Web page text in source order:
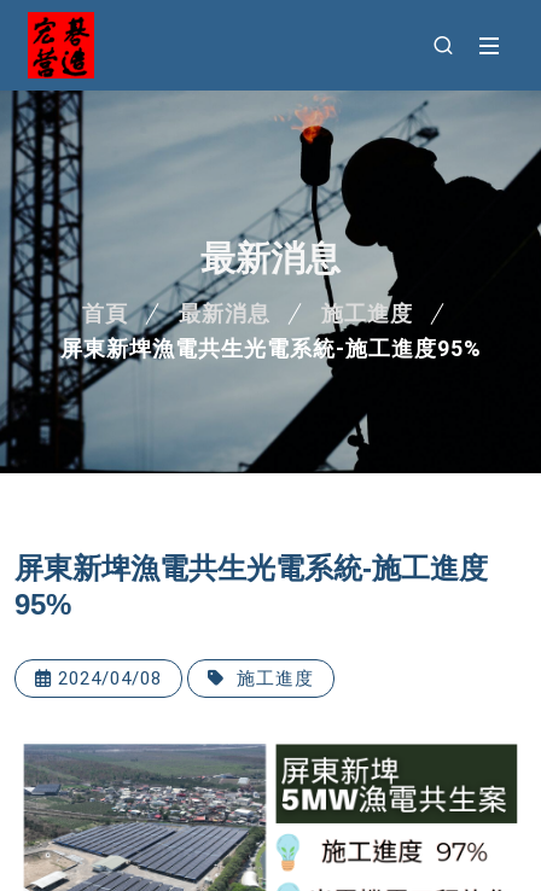
最新消息
首頁 最新消息
施工進度
屏東新埤漁電共生光電系統-施工進度95%
屏東新埤漁電共生光電系統-施工進度
95%
2024/04/08 施工進度